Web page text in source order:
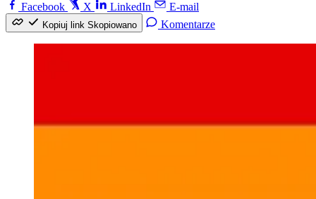
Facebook
X LinkedIn E-mail
Kopiuj link Skopiowano Komentarze